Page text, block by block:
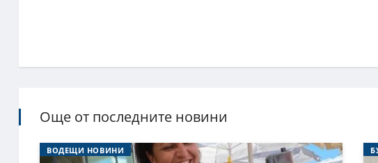
Още от последните новини
ВОДЕЩИ НОВИНИ